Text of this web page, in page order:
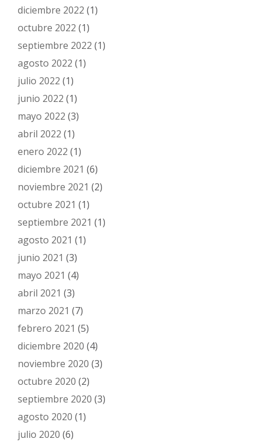
diciembre 2022 (1)
octubre 2022 (1)
septiembre 2022 (1)
agosto 2022 (1)
julio 2022 (1)
junio 2022 (1)
mayo 2022 (3)
abril 2022 (1)
enero 2022 (1)
diciembre 2021 (6)
noviembre 2021 (2)
octubre 2021 (1)
septiembre 2021 (1)
agosto 2021 (1)
junio 2021 (3)
mayo 2021 (4)
abril 2021 (3)
marzo 2021 (7)
febrero 2021 (5)
diciembre 2020 (4)
noviembre 2020 (3)
octubre 2020 (2)
septiembre 2020 (3)
agosto 2020 (1)
julio 2020 (6)